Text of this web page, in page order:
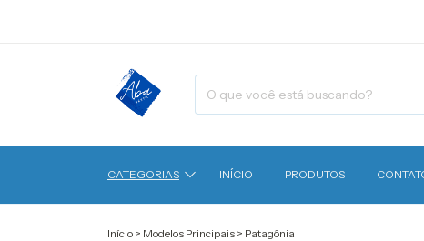
CATEGORIAS INÍCIO PRODUTOS
Início > Modelos Principais > Patagônia